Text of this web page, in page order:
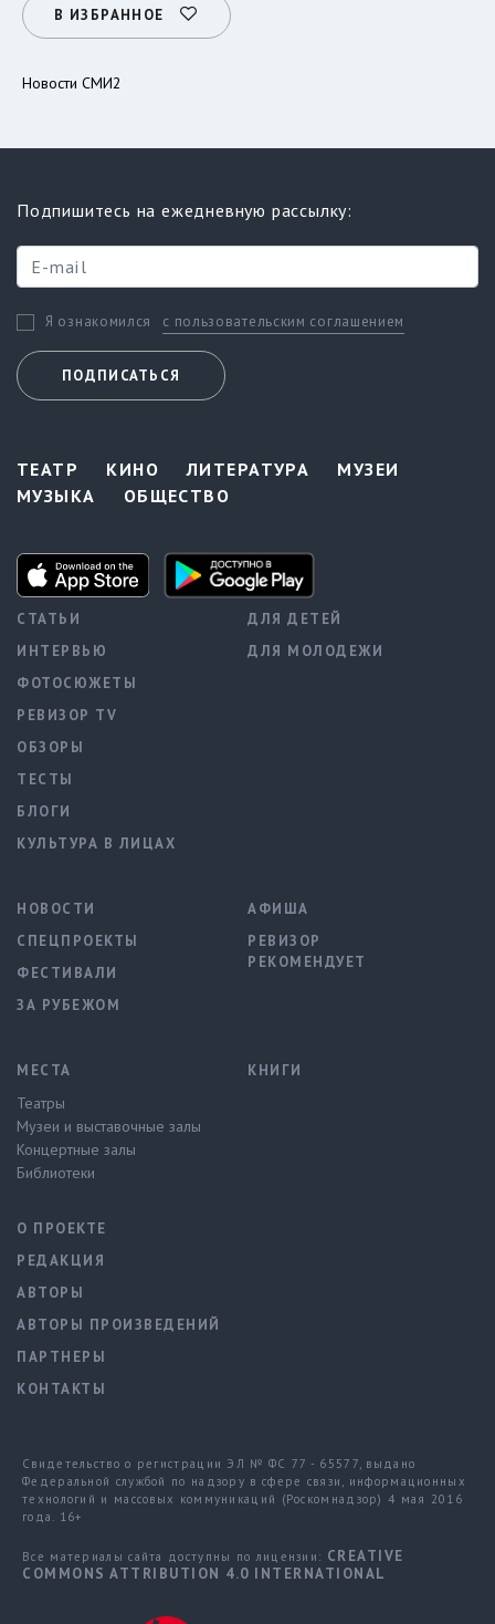
В ИЗБРАННОЕ
Новости СМИ2
Подпишитесь на ежедневную рассылку:
Я ознакомился с пользовательским соглашением
ПОДПИСАТЬСЯ
ТЕАТР КИНО ЛИТЕРАТУРА
МУЗЕИ
МУЗЫКА
ОБЩЕСТВО
СТАТЬИ
ИНТЕРВЬЮ
ФОТОСЮЖЕТЫ
РЕВИЗОР TV
ОБЗОРЫ
ТЕСТЫ
БЛОГИ
КУЛЬТУРА В ЛИЦАХ
ДЛЯ ДЕТЕЙ
ДЛЯ МОЛОДЕЖИ
НОВОСТИ
СПЕЦПРОЕКТЫ
ФЕСТИВАЛИ
ЗА РУБЕЖОМ
АФИША
РЕВИЗОР
РЕКОМЕНДУЕТ
МЕСТА
Театры
Музеи и выставочные залы
Концертные залы
Библиотеки
КНИГИ
О ПРОЕКТЕ
РЕДАКЦИЯ
АВТОРЫ
АВТОРЫ ПРОИЗВЕДЕНИЙ
ПАРТНЕРЫ
КОНТАКТЫ
Свидетельство о регистрации ЭЛ № ФС 77 - 65577, выдано
Федеральной службой по надзору в сфере связи, информационных
технологий и массовых коммуникаций (Роскомнадзор) 4 мая 2016
года. 16+
Все материалы сайта доступны по лицензии: CREATIVE
COMMONS ATTRIBUTION 4.0 INTERNATIONAL